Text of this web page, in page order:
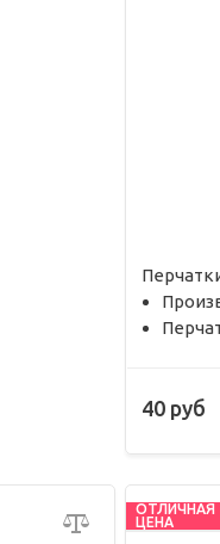
40 руб
ОТЛИЧНАЯ
ЦЕНА